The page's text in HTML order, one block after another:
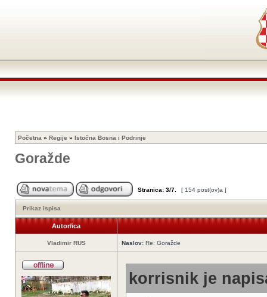
Početna » Regije » Istočna Bosna i Podrinje
Goražde
Stranica: 3/7 [ 154 post(ov)a ]
Prikaz ispisa
Autor/ica
Vladimir RUS Naslov: Re: Goražde
korrisnik je